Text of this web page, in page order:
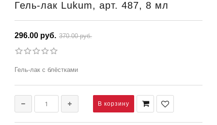
Гель-лак Lukum, арт. 487, 8 мл
296.00 руб. 370.00 руб.
Гель-лак с блёстками